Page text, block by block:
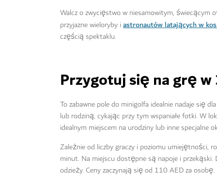
Walcz o zwycięstwo w niesamowitym, świecącym
przyjazne wieloryby i astronautów latających w
częścią spektaklu.
Przygotuj się na grę
To zabawne pole do minigolfa idealnie nadaje się
lub rodziną, cykając przy tym wspaniałe fotki. W
idealnym miejscem na urodziny lub inne specjalne
Zależnie od liczby graczy i poziomu umiejętności,
minut. Na miejscu dostępne są napoje i przekąski.
odzieży. Ceny zaczynają się od 110 AED za osobę.